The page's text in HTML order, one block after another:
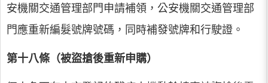
安機關交通管理部門申請補領，公安機關交通管理部
門應重新編髮號牌號碼，同時補發號牌和行駛證。
第十八條（被盜搶後重新申購）